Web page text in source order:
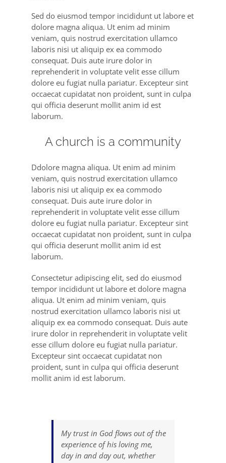
Sed do eiusmod tempor incididunt ut labore et
dolore magna aliqua. Ut enim ad minim
veniam, quis nostrud exercitation ullamco
laboris nisi ut aliquip ex ea commodo
consequat. Duis aute irure dolor in
reprehenderit in voluptate velit esse cillum
dolore eu fugiat nulla pariatur. Excepteur sint
occaecat cupidatat non proident, sunt in culpa
qui officia deserunt mollit anim id est
laborum.
A church is a community
Ddolore magna aliqua. Ut enim ad minim
veniam, quis nostrud exercitation ullamco
laboris nisi ut aliquip ex ea commodo
consequat. Duis aute irure dolor in
reprehenderit in voluptate velit esse cillum
dolore eu fugiat nulla pariatur. Excepteur sint
occaecat cupidatat non proident, sunt in culpa
qui officia deserunt mollit anim id est
laborum.
Consectetur adipiscing elit, sed do eiusmod
tempor incididunt ut labore et dolore magna
aliqua. Ut enim ad minim veniam, quis
nostrud exercitation ullamco laboris nisi ut
aliquip ex ea commodo consequat. Duis aute
irure dolor in reprehenderit in voluptate velit
esse cillum dolore eu fugiat nulla pariatur.
Excepteur sint occaecat cupidatat non
proident, sunt in culpa qui officia deserunt
mollit anim id est laborum.
My trust in God flows out of the
experience of his loving me,
day in and day out, whether